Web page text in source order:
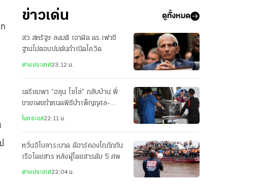
ข่าวเด่น ดูทั้งหมด
สว.สหรัฐฯ ลงมติ เอาผิด ดร.เฟาชี
ฐานไม่ตอบปมต้นกำเนิดโควิด
ต่างประเทศ23:12 น.
เตรียมพา “ฮลุน โซโล่” กลับบ้าน พี่
ชายเผยกำหนดพิธีบำเพ็ญกุศล-
ฌาปนกิจศพ
ในกระแส22:11 น.
หวั่นอีโบลาระบาด ดีอาร์คองโกกักกัน
เรือโดยสาร หลังผู้โดยสารดับ 5 ศพ
ต่างประเทศ22:04 น.